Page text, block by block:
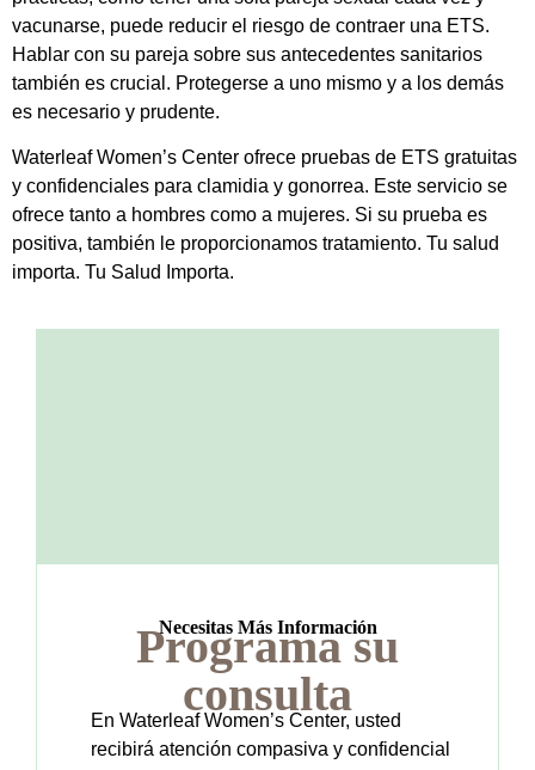
vacunarse, puede reducir el riesgo de contraer una ETS.
Hablar con su pareja sobre sus antecedentes sanitarios
también es crucial. Protegerse a uno mismo y a los demás
es necesario y prudente.
Waterleaf Women’s Center ofrece pruebas de ETS gratuitas
y confidenciales para clamidia y gonorrea. Este servicio se
ofrece tanto a hombres como a mujeres. Si su prueba es
positiva, también le proporcionamos tratamiento. Tu salud
importa. Tu Salud Importa.
Necesitas Más Información
Programa su
consulta
En Waterleaf Women’s Center, usted
recibirá atención compasiva y confidencial